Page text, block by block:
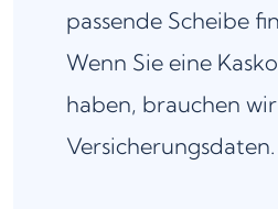
passende Scheibe
Wenn Sie eine
haben, brauchen
Versicherungsdaten.